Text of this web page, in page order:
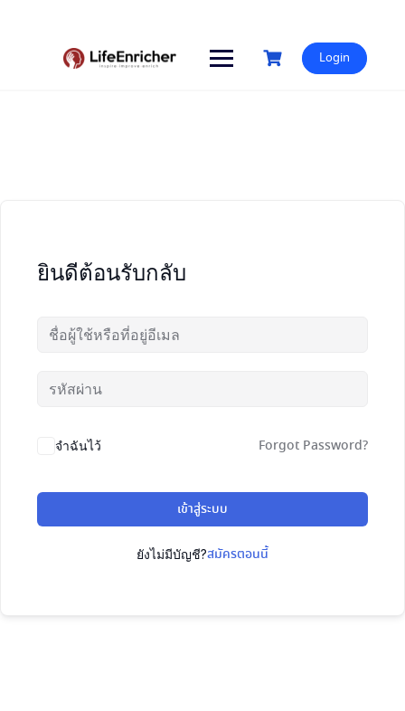
Login
ยินดีต้อนรับกลับ
จำฉันไว้ Forgot Password?
เข้าสู่ระบบ
ยังไม่มีบัญชี?สมัครตอนนี้